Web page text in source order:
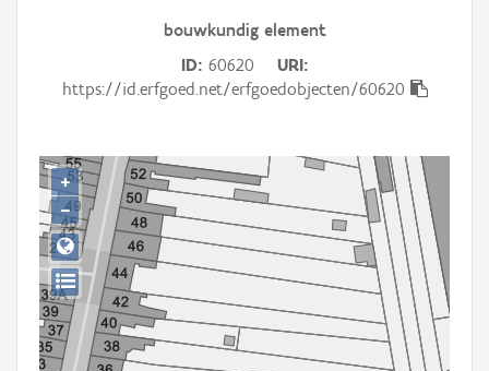
Gebeurtenis
Persoon of collectief
Downloads
Hergebruik
Aanmelden
bouwkundig element
ID 60620
URI
https://id.erfgoed.net/erfgoedobjecten/60620
+
−